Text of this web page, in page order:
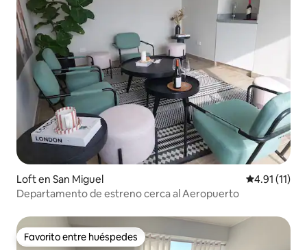
Loft en San Miguel Calificación
4.91 (11)
Departamento de estreno cerca al Aeropuerto
Favorito entre huéspedes
Favorito entre huéspedes